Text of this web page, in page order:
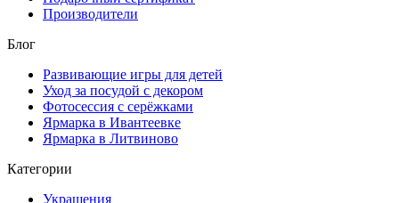
Производители
Блог
Развивающие игры для детей
Уход за посудой с декором
Фотосессия с серёжками
Ярмарка в Ивантеевке
Ярмарка в Литвиново
Категории
Украшения